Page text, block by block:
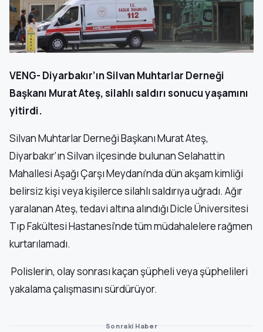
VENG- Diyarbakır’ın Silvan Muhtarlar Derneği
Başkanı Murat Ateş, silahlı saldırı sonucu yaşamını
yitirdi.
Silvan Muhtarlar Derneği Başkanı Murat Ateş,
Diyarbakır’ın Silvan ilçesinde bulunan Selahattin
Mahallesi Aşağı Çarşı Meydanı’nda dün akşam kimliği
belirsiz kişi veya kişilerce silahlı saldırıya uğradı. Ağır
yaralanan Ateş, tedavi altına alındığı Dicle Üniversitesi
Tıp Fakültesi Hastanesi’nde tüm müdahalelere rağmen
kurtarılamadı.
Polislerin, olay sonrası kaçan şüpheli veya şüphelileri
yakalama çalışmasını sürdürüyor.
Sonraki Haber